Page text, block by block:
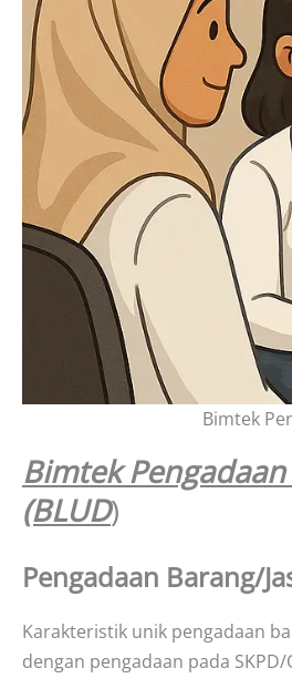
Bimtek
Bimtek
(BLUD)
Pengadaan Barang/
Karakteristik unik pengadaan
dengan pengadaan pada